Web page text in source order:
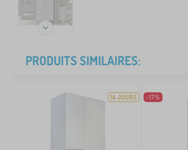
PRODUITS SIMILAIRES:
14 JOURS -17%